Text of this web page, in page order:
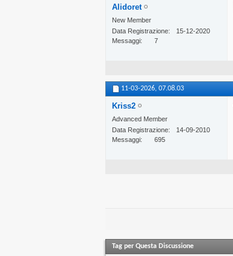
Alidoret
New Member
Data Registrazione
15-12-2020
Messaggi
7
11-03-2026, 07.08.03
Kriss2
Advanced Member
Data Registrazione
14-09-2010
Messaggi
695
Tag per Questa Discussione